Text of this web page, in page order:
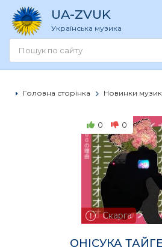
UA-ZVUK
Українська музика
Головна сторінка Новинки
0 0
Скарга
ОНІСУКА